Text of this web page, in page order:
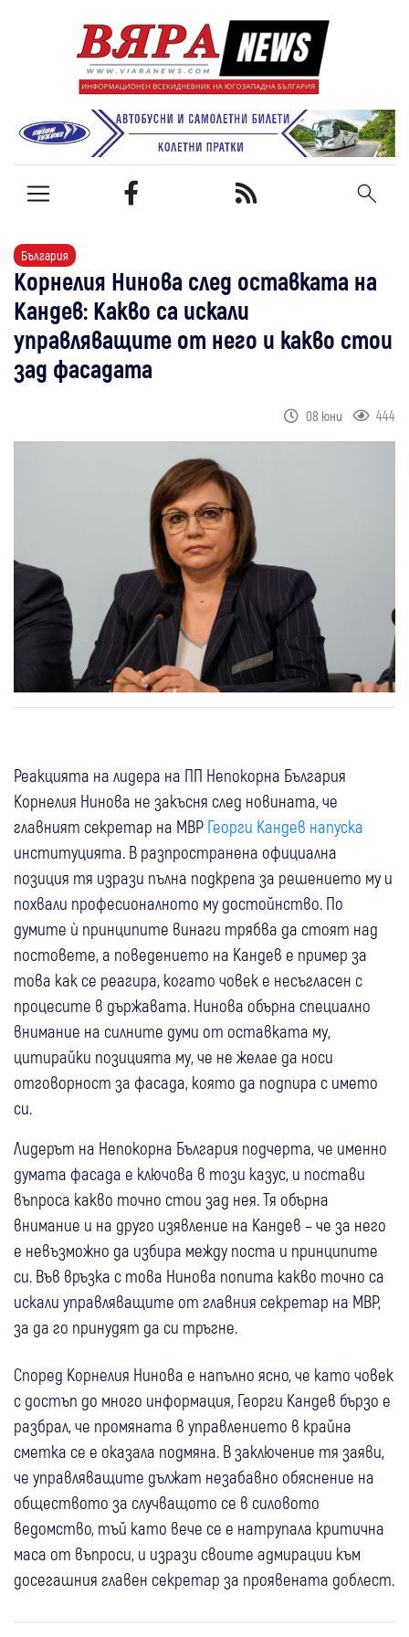
България
Корнелия Нинова след оставката на
Кандев: Какво са искали
управляващите от него и какво стои
зад фасадата
08 юни 444
Реакцията на лидера на ПП Непокорна България
Корнелия Нинова не закъсня след новината, че
главният секретар на МВР Георги Кандев напуска
институцията. В разпространена официална
позиция тя изрази пълна подкрепа за решението му и
похвали професионалното му достойнство. По
думите ѝ принципите винаги трябва да стоят над
постовете, а поведението на Кандев е пример за
това как се реагира, когато човек е несъгласен с
процесите в държавата. Нинова обърна специално
внимание на силните думи от оставката му,
цитирайки позицията му, че не желае да носи
отговорност за фасада, която да подпира с името
си.
Лидерът на Непокорна България подчерта, че именно
думата фасада е ключова в този казус, и постави
въпроса какво точно стои зад нея. Тя обърна
внимание и на друго изявление на Кандев – че за него
е невъзможно да избира между поста и принципите
си. Във връзка с това Нинова попита какво точно са
искали управляващите от главния секретар на МВР,
за да го принудят да си тръгне.
Според Корнелия Нинова е напълно ясно, че като човек
с достъп до много информация, Георги Кандев бързо е
разбрал, че промяната в управлението в крайна
сметка се е оказала подмяна. В заключение тя заяви,
че управляващите дължат незабавно обяснение на
обществото за случващото се в силовото
ведомство, тъй като вече се е натрупала критична
маса от въпроси, и изрази своите адмирации към
досегашния главен секретар за проявената доблест.
Дупница Кюстендил Крими 06 авг